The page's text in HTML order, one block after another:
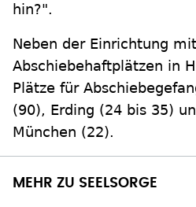
hin?".
Neben der Einrichtung
Abschiebehaftplätzen in
Plätze für
(90), Erding (24 bis 35)
München (22).
MEHR ZU SEELSORGE